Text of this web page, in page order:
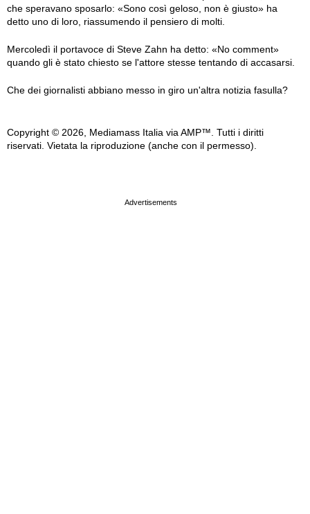
che speravano sposarlo: «Sono così geloso, non è giusto» ha
detto uno di loro, riassumendo il pensiero di molti.
Mercoledì il portavoce di Steve Zahn ha detto: «No comment»
quando gli è stato chiesto se l'attore stesse tentando di accasarsi.
Che dei giornalisti abbiano messo in giro un'altra notizia fasulla?
Copyright © 2026, Mediamass Italia via AMP™. Tutti i diritti
riservati. Vietata la riproduzione (anche con il permesso).